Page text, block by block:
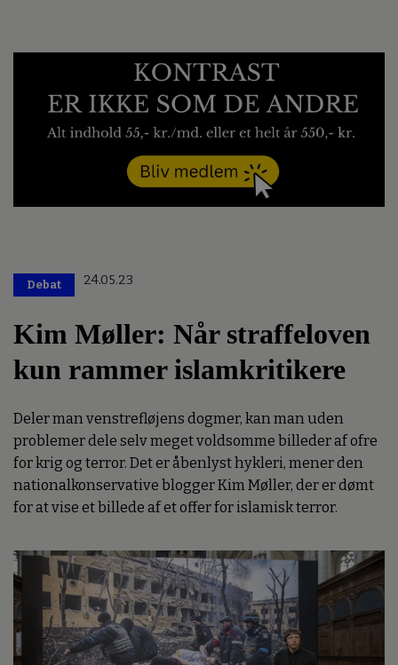
Debat 24.05.23
Kim Møller: Når straffeloven
kun rammer islamkritikere
Deler man venstrefløjens dogmer, kan man uden
problemer dele selv meget voldsomme billeder af ofre
for krig og terror. Det er åbenlyst hykleri, mener den
nationalkonservative blogger Kim Møller, der er dømt
for at vise et billede af et offer for islamisk terror.